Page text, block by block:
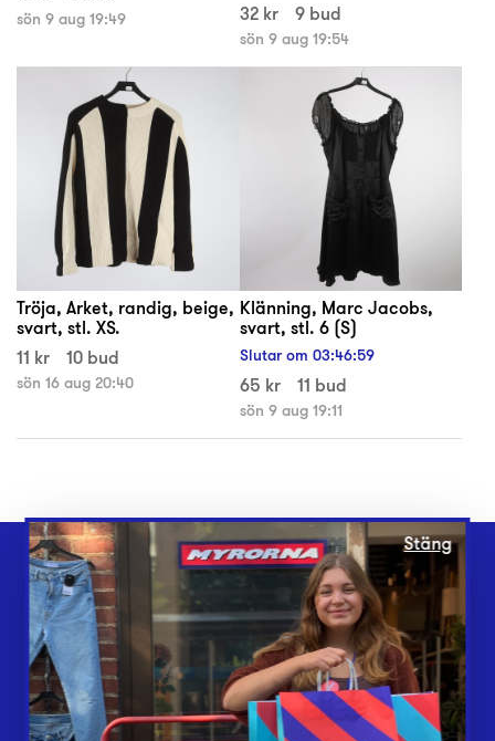
sön 9 aug 19:49 32 kr 9 bud
sön 9 aug 19:54
Tröja, Arket, randig, beige,
svart, stl. XS.
11 kr
10 bud
sön 16 aug 20:40
Klänning, Marc Jacobs,
svart, stl. 6 (S)
Slutar om 03:46:59
65 kr 11 bud
sön 9 aug 19:11
Webbshop
Butiker
Lämna in
Vårt överskott
Stäng